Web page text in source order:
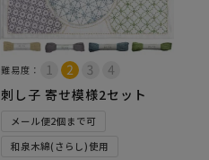
難易度：
刺し子 寄せ模様2セット
メール便2個まで可
和泉木綿(さらし)使用